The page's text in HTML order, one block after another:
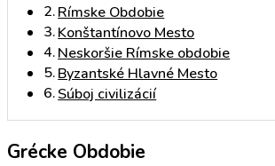
Rímske Obdobie
Konštantínovo Mesto
Neskoršie Rímske obdobie
Byzantské Hlavné Mesto
Súboj civilizácií
Grécke Obdobie